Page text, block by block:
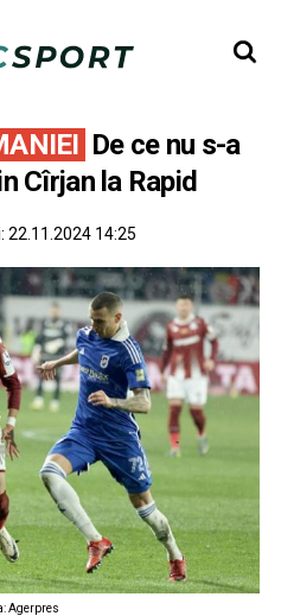
De ce nu s-a
Cîrjan la Rapid
22.11.2024 14:25
Agerpres